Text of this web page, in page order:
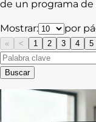
de un programa de
Mostrar: por
« < 1 2 3 4 5
Buscar